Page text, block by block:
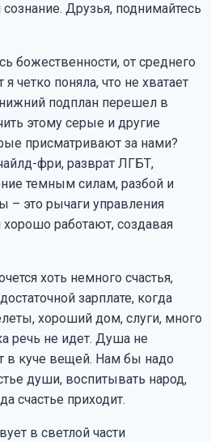
Друзья, поднимайтесь
божественности, от среднего
четко поняла, что не хватает
подплан перешел в
этому серые и другие
присматривают за нами?
фри, разврат ЛГБТ,
темным силам, разбой и
– это рычаги управления
хорошо работают, создавая
хоть немного счастья,
зарплате, когда
хороший дом, слуги, много
речь не идет. Душа не
в куче вещей. Нам бы надо
души, воспитывать народ,
счастье приходит.
в светлой части